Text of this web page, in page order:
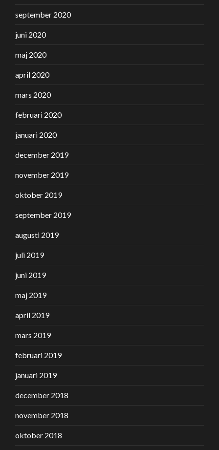
september 2020
juni 2020
maj 2020
april 2020
mars 2020
februari 2020
januari 2020
december 2019
november 2019
oktober 2019
september 2019
augusti 2019
juli 2019
juni 2019
maj 2019
april 2019
mars 2019
februari 2019
januari 2019
december 2018
november 2018
oktober 2018